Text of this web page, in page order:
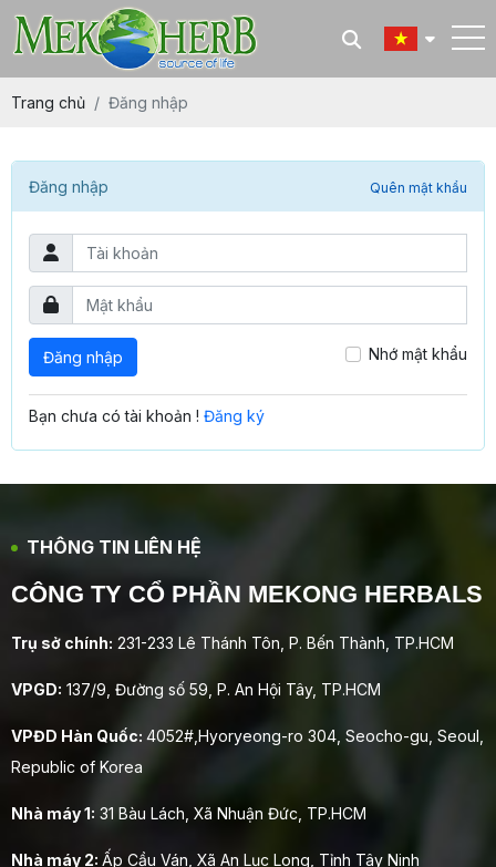
Trang chủ Đăng nhập
Đăng nhập Quên mật khẩu
Nhớ mật khẩu
Bạn chưa có tài khoản ! Đăng ký
THÔNG TIN LIÊN HỆ
CÔNG TY CỔ PHẦN MEKONG HERBALS
Trụ sở chính: 231-233 Lê Thánh Tôn, P. Bến Thành, TP.HCM
VPGD: 137/9, Đường số 59, P. An Hội Tây, TP.HCM
VPĐD Hàn Quốc: 4052#,Hyoryeong-ro 304, Seocho-gu, Seoul,
Republic of Korea
Nhà máy 1: 31 Bàu Lách, Xã Nhuận Đức, TP.HCM
Nhà máy 2: Ấp Cầu Ván, Xã An Lục Long, Tỉnh Tây Ninh